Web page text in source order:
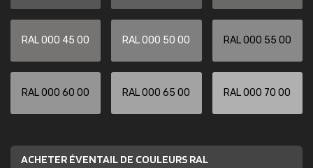
RAL 000 45 00 RAL 000 50 00 RAL 000 55 00
RAL 000 60 00 RAL 000 65 00 RAL 000 70 00
ACHETER ÉVENTAIL DE COULEURS RAL